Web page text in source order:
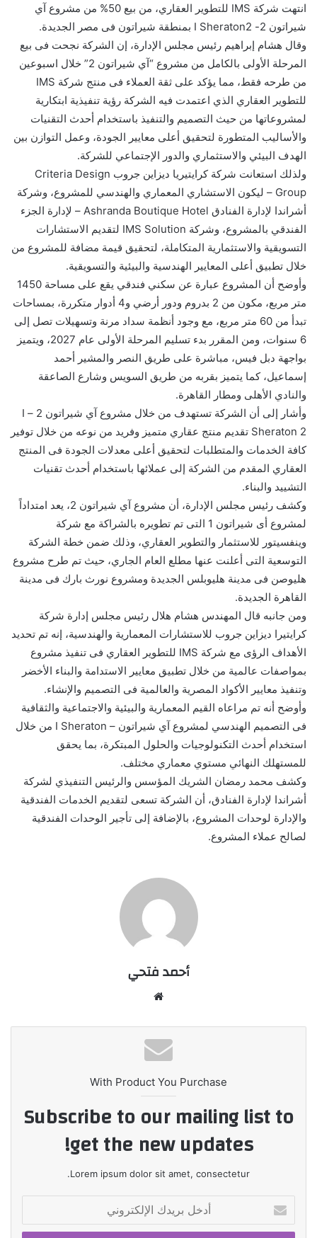
انتهت شركة IMS للتطوير العقاري، من بيع 50% من مشروع آي
شيراتون 2- I Sheraton2 بمنطقة شيراتون فى مصر الجديدة.
وقال هشام إبراهيم رئيس مجلس الإدارة، إن الشركة نجحت فى بيع
المرحلة الأولى بالكامل من مشروع “آي شيراتون 2” خلال اسبوعين
من طرحه فقط، مما يؤكد على ثقة العملاء فى منتج شركة IMS
للتطوير العقاري الذي اعتمدت فيه الشركة رؤية تنفيذية ابتكارية
لمشروعاتها من حيث التصميم والتنفيذ باستخدام أحدث التقنيات
والأساليب المتطورة لتحقيق أعلى معايير الجودة، وعمل التوازن بين
الهدف البيئي والاستثماري والدور الإجتماعي للشركة.
ولذلك استعانت شركة كرايتيريا ديزاين جروب Criteria Design
Group – ليكون الاستشاري المعماري والهندسي للمشروع، وشركة
أشراندا لإدارة الفنادق Ashranda Boutique Hotel – لإدارة الجزء
الفندقي بالمشروع، وشركة IMS Solution لتقديم الاستشارات
التسويقية والاستثمارية المتكاملة، لتحقيق قيمة مضافة للمشروع من
خلال تطبيق أعلى المعايير الهندسية والبيئية والتسويقية.
وأوضح أن المشروع عبارة عن سكني فندقي يقع على مساحة 1450
متر مربع، مكون من 2 بدروم ودور أرضي و4 أدوار متكررة، بمساحات
تبدأ من 60 متر مربع، مع وجود أنظمة سداد مرنة وتسهيلات تصل إلى
6 سنوات، ومن المقرر بدء تسليم المرحلة الأولى عام 2027، ويتميز
بواجهة دبل فيس، مباشرة على طريق النصر والمشير أحمد
إسماعيل، كما يتميز بقربه من طريق السويس وشارع الصاعقة
والنادي الأهلى ومطار القاهرة.
وأشار إلى أن الشركة تستهدف من خلال مشروع آي شيراتون 2 – I
Sheraton 2 تقديم منتج عقاري متميز وفريد من نوعه من خلال توفير
كافة الخدمات والمتطلبات لتحقيق أعلى معدلات الجودة فى المنتج
العقاري المقدم من الشركة إلى عملائها باستخدام أحدث تقنيات
التشييد والبناء.
وكشف رئيس مجلس الإدارة، أن مشروع آي شيراتون 2، يعد امتداداً
لمشروع أى شيراتون 1 التى تم تطويره بالشراكة مع شركة
وينفسيتور للاستثمار والتطوير العقاري، وذلك ضمن خطة الشركة
التوسعية التى أعلنت عنها مطلع العام الجاري، حيث تم طرح مشروع
هليوصن فى مدينة هليوبلس الجديدة ومشروع نورث بارك فى مدينة
القاهرة الجديدة.
ومن جانبه قال المهندس هشام هلال رئيس مجلس إدارة شركة
كرايتيرا ديزاين جروب للاستشارات المعمارية والهندسية، إنه تم تحديد
الأهداف الرؤى مع شركة IMS للتطوير العقاري فى تنفيذ مشروع
بمواصفات عالمية من خلال تطبيق معايير الاستدامة والبناء الأخضر
وتنفيذ معايير الأكواد المصرية والعالمية فى التصميم والإنشاء.
وأوضح أنه تم مراعاه القيم المعمارية والبيئية والاجتماعية والثقافية
فى التصميم الهندسي لمشروع آي شيراتون – I Sheraton من خلال
استخدام أحدث التكنولوجيات والحلول المبتكرة، بما يحقق
للمستهلك النهائي مستوي معماري مختلف.
وكشف محمد رمضان الشريك المؤسس والرئيس التنفيذي لشركة
أشراندا لإدارة الفنادق، أن الشركة تسعى لتقديم الخدمات الفندقية
والإدارة لوحدات المشروع، بالإضافة إلى تأجير الوحدات الفندقية
لصالح عملاء المشروع.
أحمد فتحي
With Product You Purchase
Subscribe to our mailing list to
get the new updates!
Lorem ipsum dolor sit amet, consectetur.
بريدك
الإلكتروني